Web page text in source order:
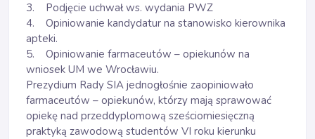
3. Podjęcie uchwał ws. wydania PWZ
4. Opiniowanie kandydatur na stanowisko kierownika
apteki.
5. Opiniowanie farmaceutów – opiekunów na
wniosek UM we Wrocławiu.
Prezydium Rady SIA jednogłośnie zaopiniowało
farmaceutów – opiekunów, którzy mają sprawować
opiekę nad przeddyplomową sześciomiesięczną
praktyką zawodową studentów VI roku kierunku